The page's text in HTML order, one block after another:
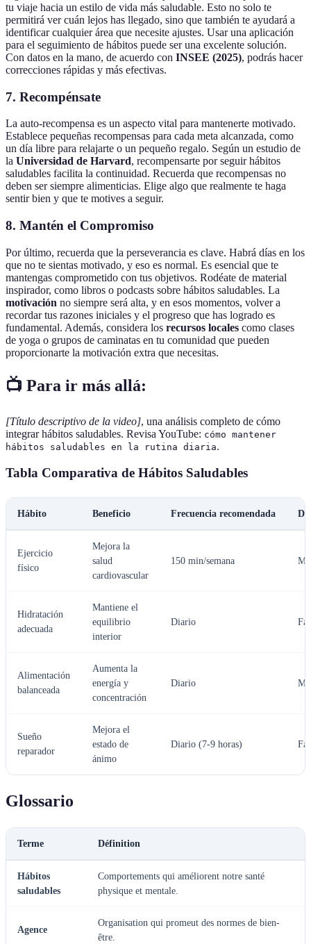
tu viaje hacia un estilo de vida más saludable. Esto no solo te
permitirá ver cuán lejos has llegado, sino que también te ayudará a
identificar cualquier área que necesite ajustes. Usar una aplicación
para el seguimiento de hábitos puede ser una excelente solución.
Con datos en la mano, de acuerdo con INSEE (2025), podrás hacer
correcciones rápidas y más efectivas.
7. Recompénsate
La auto-recompensa es un aspecto vital para mantenerte motivado.
Establece pequeñas recompensas para cada meta alcanzada, como
un día libre para relajarte o un pequeño regalo. Según un estudio de
la Universidad de Harvard, recompensarte por seguir hábitos
saludables facilita la continuidad. Recuerda que recompensas no
deben ser siempre alimenticias. Elige algo que realmente te haga
sentir bien y que te motives a seguir.
8. Mantén el Compromiso
Por último, recuerda que la perseverancia es clave. Habrá días en los
que no te sientas motivado, y eso es normal. Es esencial que te
mantengas comprometido con tus objetivos. Rodéate de material
inspirador, como libros o podcasts sobre hábitos saludables. La
motivación no siempre será alta, y en esos momentos, volver a
recordar tus razones iniciales y el progreso que has logrado es
fundamental. Además, considera los recursos locales como clases
de yoga o grupos de caminatas en tu comunidad que pueden
proporcionarte la motivación extra que necesitas.
📺 Para ir más allá:
[Título descriptivo de la video], una análisis completo de cómo
integrar hábitos saludables. Revisa YouTube: cómo mantener
hábitos saludables en la rutina diaria.
Tabla Comparativa de Hábitos Saludables
Hábito Beneficio Frecuencia recomendada
Ejercicio
físico
Mejora la
salud
cardiovascular
150 min/semana
Hidratación
adecuada
Mantiene el
equilibrio
interior
Diario
Alimentación
balanceada
Aumenta la
energía y
concentración
Diario
Sueño
reparador
Mejora el
estado de
ánimo
Diario (7-9 horas)
Glossario
Terme Définition
Hábitos
saludables
Comportements qui améliorent notre santé
physique et mentale.
Agence
Organisation qui promeut des normes de bien-
être.